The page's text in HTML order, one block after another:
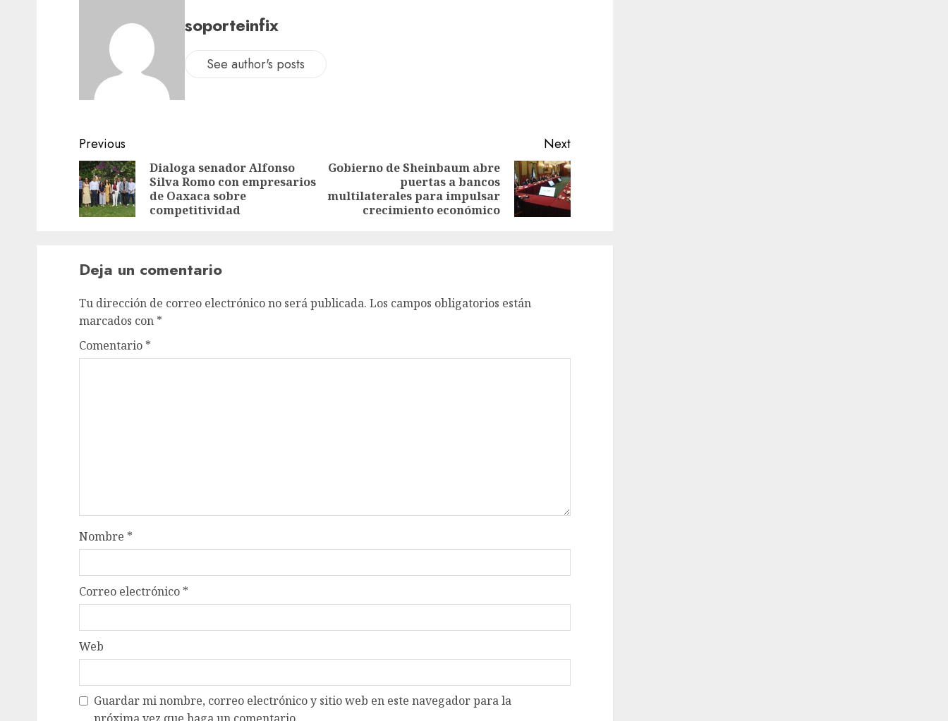
soporteinfix
See author's posts
Previous
Dialoga senador Alfonso
Silva Romo con empresarios
de Oaxaca sobre
competitividad
Next
Gobierno de Sheinbaum abre
puertas a bancos
multilaterales para impulsar
crecimiento económico
Deja un comentario
Tu dirección de correo electrónico no será publicada. Los campos obligatorios están
marcados con *
Comentario *
Nombre *
Correo electrónico *
Web
Guardar mi nombre, correo electrónico y sitio web en este navegador para la